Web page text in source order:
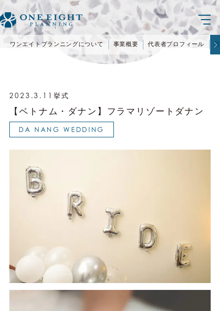
ワンエイトプランニングについて 事業概要 代表者プロフィール
2023.3.11挙式
【ベトナム・ダナン】フラマリゾートダナン
DA NANG WEDDING